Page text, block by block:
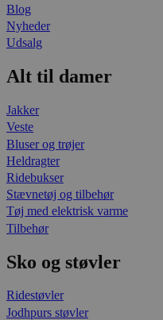
Blog
Nyheder
Udsalg
Alt til damer
Jakker
Veste
Bluser og trøjer
Heldragter
Ridebukser
Stævnetøj og tilbehør
Tøj med elektrisk varme
Tilbehør
Sko og støvler
Ridestøvler
Jodhpurs støvler